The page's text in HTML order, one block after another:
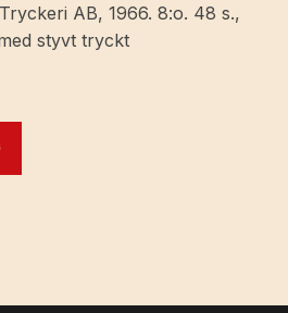
AB, 1966. 8:o. 48 s.,
styvt tryckt